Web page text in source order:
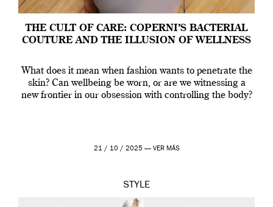
THE CULT OF CARE: COPERNI’S BACTERIAL
COUTURE AND THE ILLUSION OF WELLNESS
What does it mean when fashion wants to penetrate the
skin? Can wellbeing be worn, or are we witnessing a
new frontier in our obsession with controlling the body?
21 / 10 / 2025 — VER MÁS
STYLE